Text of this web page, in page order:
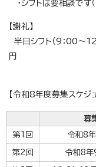
・シフトは要相談です
【謝礼】
半日シフト（9：00
円
【令和8年度募集スケジ
募
第1回
令和8
第2回 令和8年